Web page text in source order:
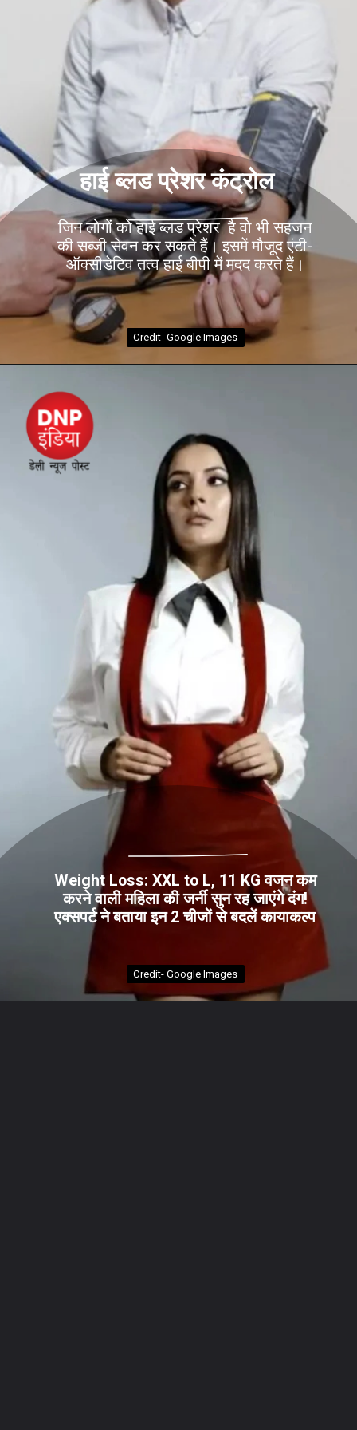
हाई ब्लड प्रेशर कंट्रोलहाई ब्लड प्रेशर कंट्रोल
जिन लोगों को हाई ब्लड प्रेशर है वो भी सहजन
की सब्जी सेवन कर सकते हैं। इसमें मौजूद एंटी-
Credit- Google Images
Credit- Google Images
Weight Loss: XXL to L, 11 KG वजन कम
करने वाली महिला की जर्नी सुन रह जाएंगे दंग!
एक्सपर्ट ने बताया इन 2 चीजों से बदलें कायाकल्प
Credit- Google Images
Credit- Google Images